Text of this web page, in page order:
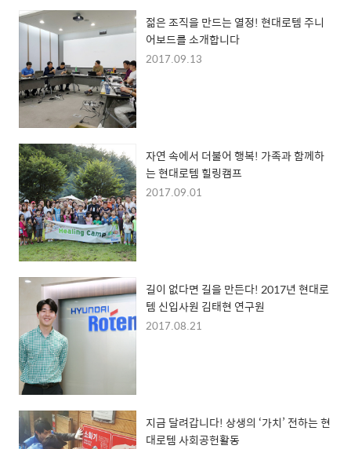
젊은 조직을 만드는 열정! 현대로템 주니
어보드를 소개합니다
2017.09.13
자연 속에서 더불어 행복! 가족과 함께하
는 현대로템 힐링캠프
2017.09.01
길이 없다면 길을 만든다! 2017년 현대로
템 신입사원 김태현 연구원
2017.08.21
지금 달려갑니다! 상생의 ‘가치’ 전하는 현
대로템 사회공헌활동